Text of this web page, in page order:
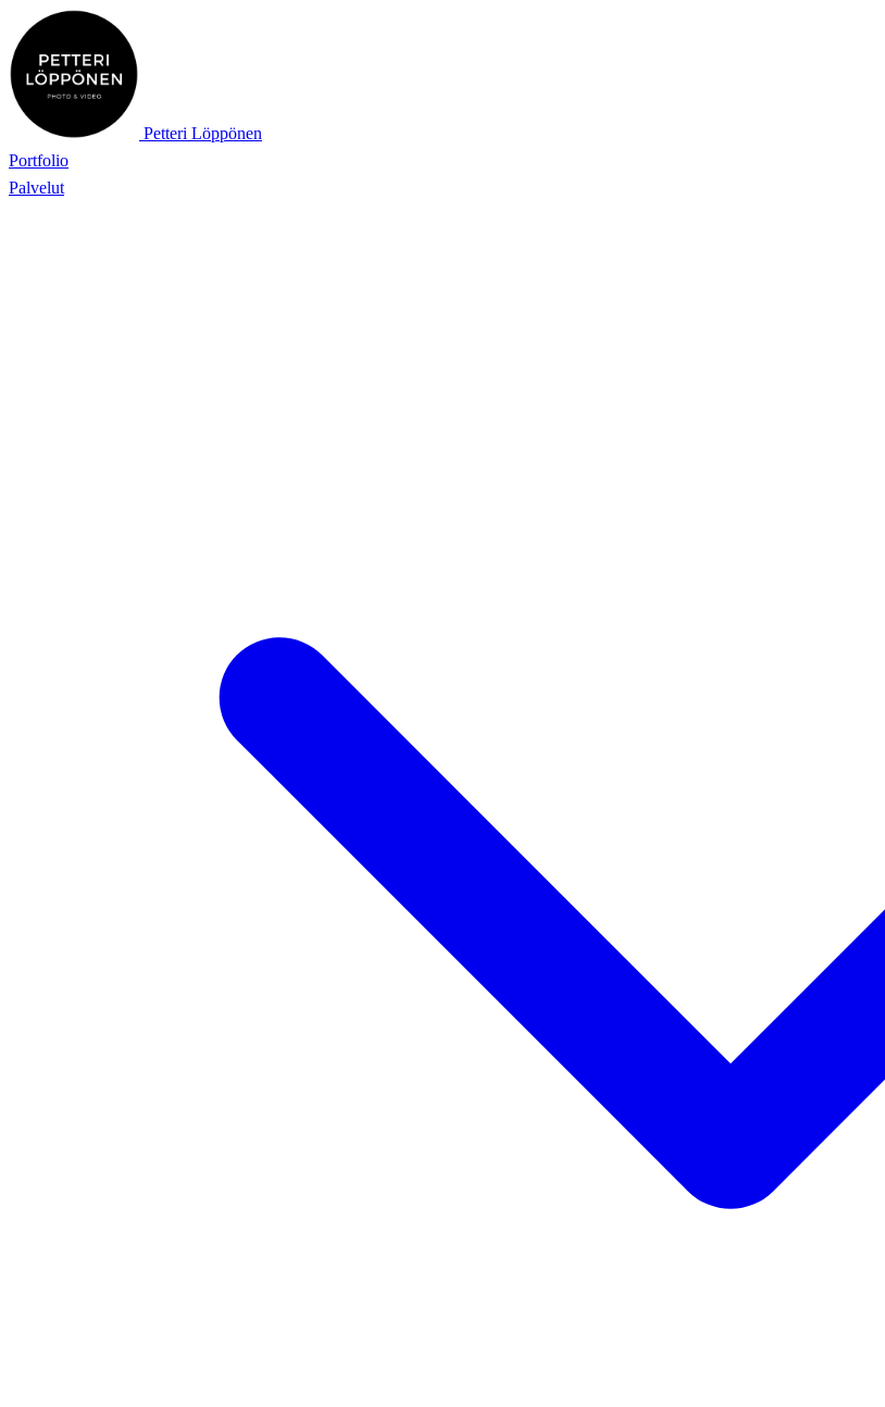
Petteri Löppönen
Portfolio
Palvelut